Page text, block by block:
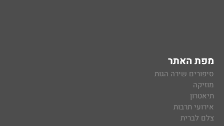
מפת האתר
סיפורים שירה הגות
מוזיקה
תיאטרון
אירועי תרבות
צלם לברית